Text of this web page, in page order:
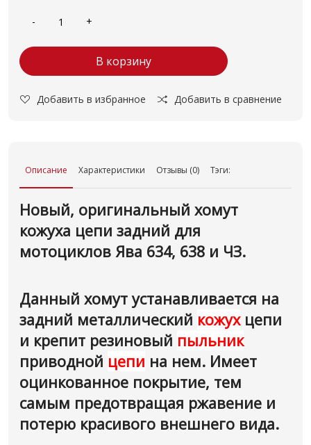
В корзину
Добавить в избранное Добавить в сравнение
Описание Характеристики Отзывы (0) Тэги:
Новый, оригинальный хомут
кожуха цепи задний для
мотоциклов Ява 634, 638 и ЧЗ.
Данный хомут устанавливается на
задний металлический кожухцепи
и крепит резиновый пыльник
приводной цепи на нем. Имеет
оцинкованное покрытие, тем
самым предотвращая ржавение и
потерю красивого внешнего вида.